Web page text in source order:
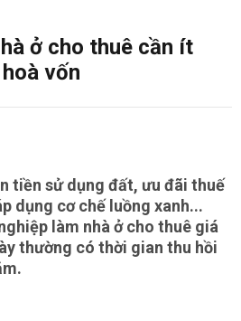
ở cho thuê cần ít
vốn
tiền sử dụng đất, ưu đãi thuế
dụng cơ chế luồng xanh...
làm nhà ở cho thuê giá
thường có thời gian thu hồi